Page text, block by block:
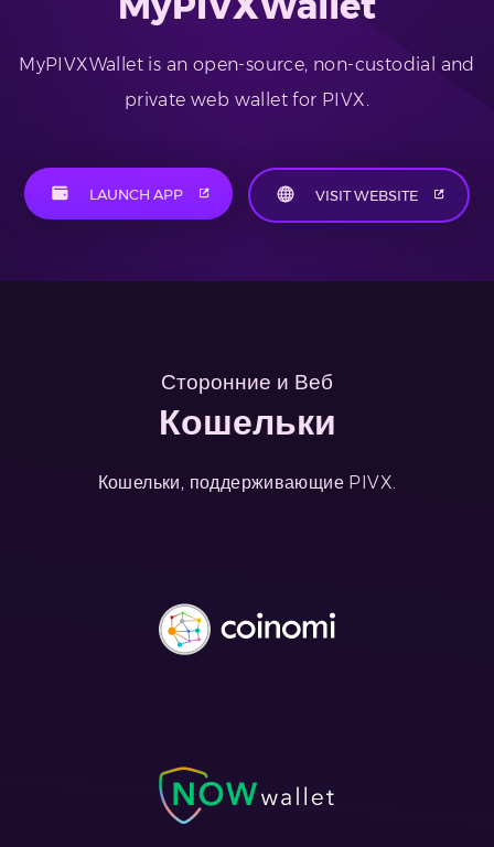
MyPIVXWallet is an open-source, non-custodial and
private web wallet for PIVX.
LAUNCH APP VISIT WEBSITE
Сторонние и Веб
Кошельки
Кошельки, поддерживающие PIVX.